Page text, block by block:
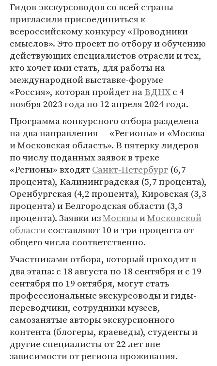
Гидов-экскурсоводов со всей страны
пригласили присоединиться к
всероссийскому конкурсу «Проводники
смыслов». Это проект по отбору и обучению
действующих специалистов отрасли и тех,
кто хочет ими стать, для работы на
международной выставке-форуме
«Россия», которая пройдет наВДНХс 4
ноября 2023 года по 12 апреля 2024 года.
Программа конкурсного отбора разделена
на два направления — «Регионы» и «Москва
и Московская область». В пятерку лидеров
по числу поданных заявок в треке
«Регионы» входятСанкт-Петербург (6,7
процента), Калининградская (5,7 процента),
Оренбургская (4,2 процента), Кировская (3,3
процента) и Белгородская области (3,3
процента). Заявки изМосквыиМосковской
областисоставляют 10 и три процента от
общего числа соответственно.
Участниками отбора, который проходит в
два этапа: с 18 августа по 18 сентября и с 19
сентября по 19 октября, могут стать
профессиональные экскурсоводы и гиды-
переводчики, сотрудники музеев,
самозанятые авторы экскурсионного
контента (блогеры, краеведы), студенты и
другие специалисты от 22 лет вне
зависимости от региона проживания.